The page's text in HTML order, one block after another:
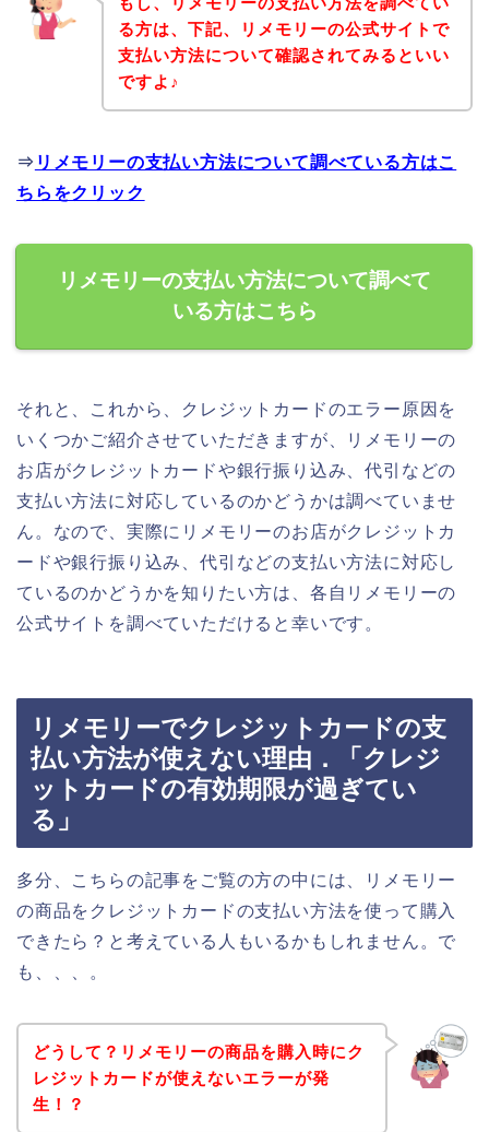
る方は、下記、リメモリーの公式サイトで
支払い方法について確認されてみるといい
ですよ♪
⇒ リメモリーの支払い方法について調べている方はこ
ちらをクリック
リメモリーの支払い方法について調べて
いる方はこちら
それと、これから、クレジットカードのエラー原因を
いくつかご紹介させていただきますが、リメモリーの
お店がクレジットカードや銀行振り込み、代引などの
支払い方法に対応しているのかどうかは調べていませ
ん。なので、実際にリメモリーのお店がクレジットカ
ードや銀行振り込み、代引などの支払い方法に対応し
ているのかどうかを知りたい方は、各自リメモリーの
公式サイトを調べていただけると幸いです。
リメモリーでクレジットカードの支
払い方法が使えない理由．「クレジ
ットカードの有効期限が過ぎてい
る」
多分、こちらの記事をご覧の方の中には、リメモリー
の商品をクレジットカードの支払い方法を使って購入
できたら？と考えている人もいるかもしれません。で
も、、、。
どうして？リメモリーの商品を購入時にク
レジットカードが使えないエラーが発
生！？